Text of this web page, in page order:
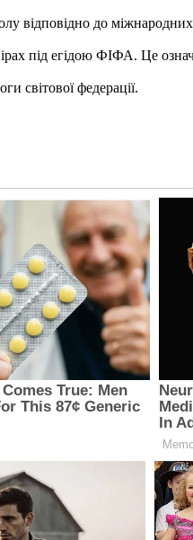
відповідно до міжнародних
під егідою ФІФА. Це
світової федерації.